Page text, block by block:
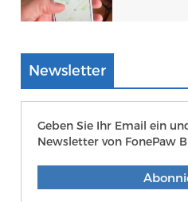
Newsletter
Geben Sie Ihr Email ein
Newsletter von FonePaw